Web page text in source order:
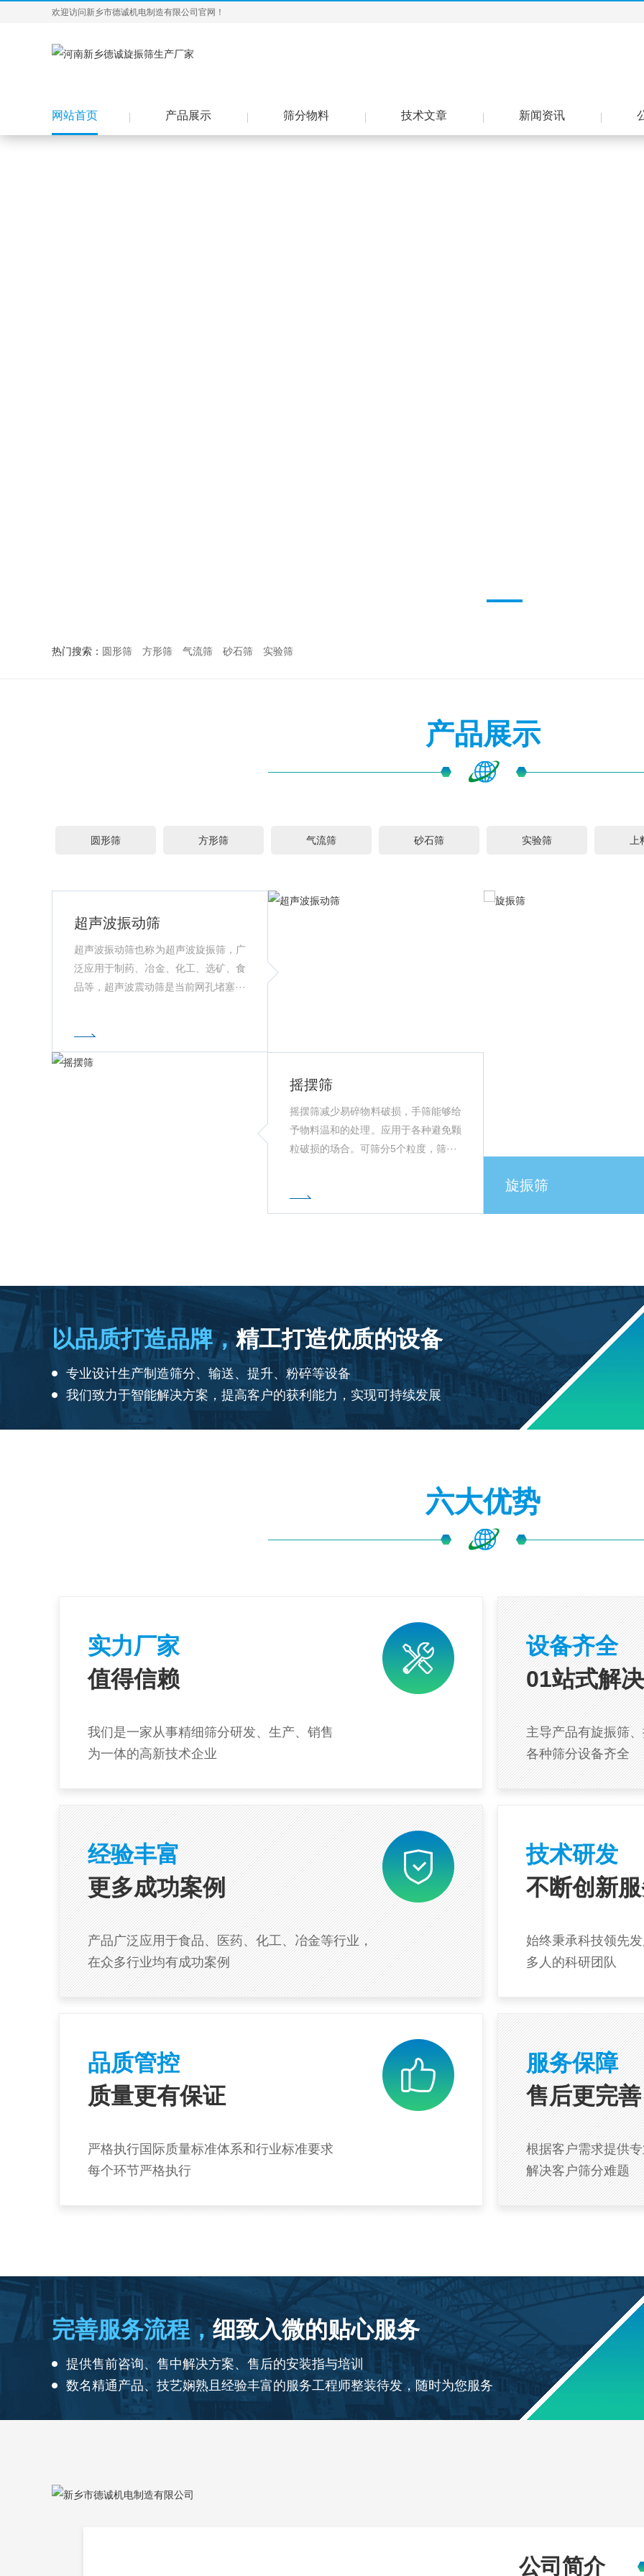
欢迎访问新乡市德诚机电制造有限公司官网！
网站首页 产品展示 筛分物料 技术文章 新闻资讯
热门搜索： 圆形筛 方形筛 气流筛 砂石筛 实验筛
产品展示
圆形筛 方形筛 气流筛 砂石筛 实验筛
超声波振动筛
超声波振动筛也称为超声波旋振筛，广
泛应用于制药、冶金、化工、选矿、食
品等，超声波震动筛是当前网孔堵塞···
摇摆筛
摇摆筛减少易碎物料破损，手筛能够给
予物料温和的处理。应用于各种避免颗
粒破损的场合。可筛分5个粒度，筛···
旋振筛
以品质打造品牌，精工打造优质的设备
专业设计生产制造筛分、输送、提升、粉碎等设备
我们致力于智能解决方案，提高客户的获利能力，实现可持续发展
六大优势
实力厂家
值得信赖
我们是一家从事精细筛分研发、生产、销售
为一体的高新技术企业
设备齐全
01站式解决
主导产品有旋振筛
各种筛分设备齐全
经验丰富
更多成功案例
产品广泛应用于食品、医药、化工、冶金等行业，
在众多行业均有成功案例
技术研发
不断创新
始终秉承科技领先
多人的科研团队
品质管控
质量更有保证
严格执行国际质量标准体系和行业标准要求
每个环节严格执行
服务保障
售后更完善
根据客户需求提供
解决客户筛分难题
完善服务流程，细致入微的贴心服务
提供售前咨询、售中解决方案、售后的安装指与培训
数名精通产品、技艺娴熟且经验丰富的服务工程师整装待发，随时为您服务
公司简介